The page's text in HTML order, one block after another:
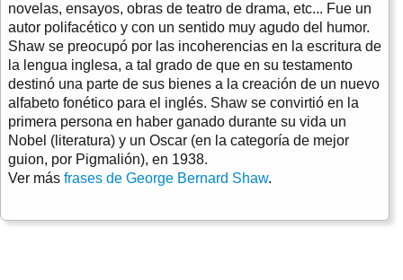
novelas, ensayos, obras de teatro de drama, etc... Fue un
autor polifacético y con un sentido muy agudo del humor.
Shaw se preocupó por las incoherencias en la escritura de
la lengua inglesa, a tal grado de que en su testamento
destinó una parte de sus bienes a la creación de un nuevo
alfabeto fonético para el inglés. Shaw se convirtió en la
primera persona en haber ganado durante su vida un
Nobel (literatura) y un Oscar (en la categoría de mejor
guion, por Pigmalión), en 1938.
Ver más frases de George Bernard Shaw.